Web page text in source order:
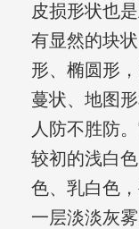
皮损形状也
有显然的块
形、椭圆形
蔓状、地图
人防不胜防
较初的浅白
色、乳白色
一层淡淡灰